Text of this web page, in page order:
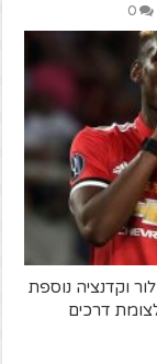
0
וקדנציה נוספת
דרכים